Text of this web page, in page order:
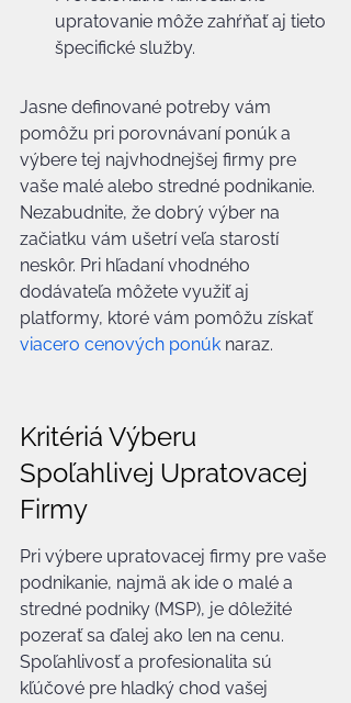
upratovanie môže zahŕňať aj tieto
špecifické služby.
Jasne definované potreby vám
pomôžu pri porovnávaní ponúk a
výbere tej najvhodnejšej firmy pre
vaše malé alebo stredné podnikanie.
Nezabudnite, že dobrý výber na
začiatku vám ušetrí veľa starostí
neskôr. Pri hľadaní vhodného
dodávateľa môžete využiť aj
platformy, ktoré vám pomôžu získať
viacero cenových ponúk naraz.
Kritériá Výberu
Spoľahlivej Upratovacej
Firmy
Pri výbere upratovacej firmy pre vaše
podnikanie, najmä ak ide o malé a
stredné podniky (MSP), je dôležité
pozerať sa ďalej ako len na cenu.
Spoľahlivosť a profesionalita sú
kľúčové pre hladký chod vašej